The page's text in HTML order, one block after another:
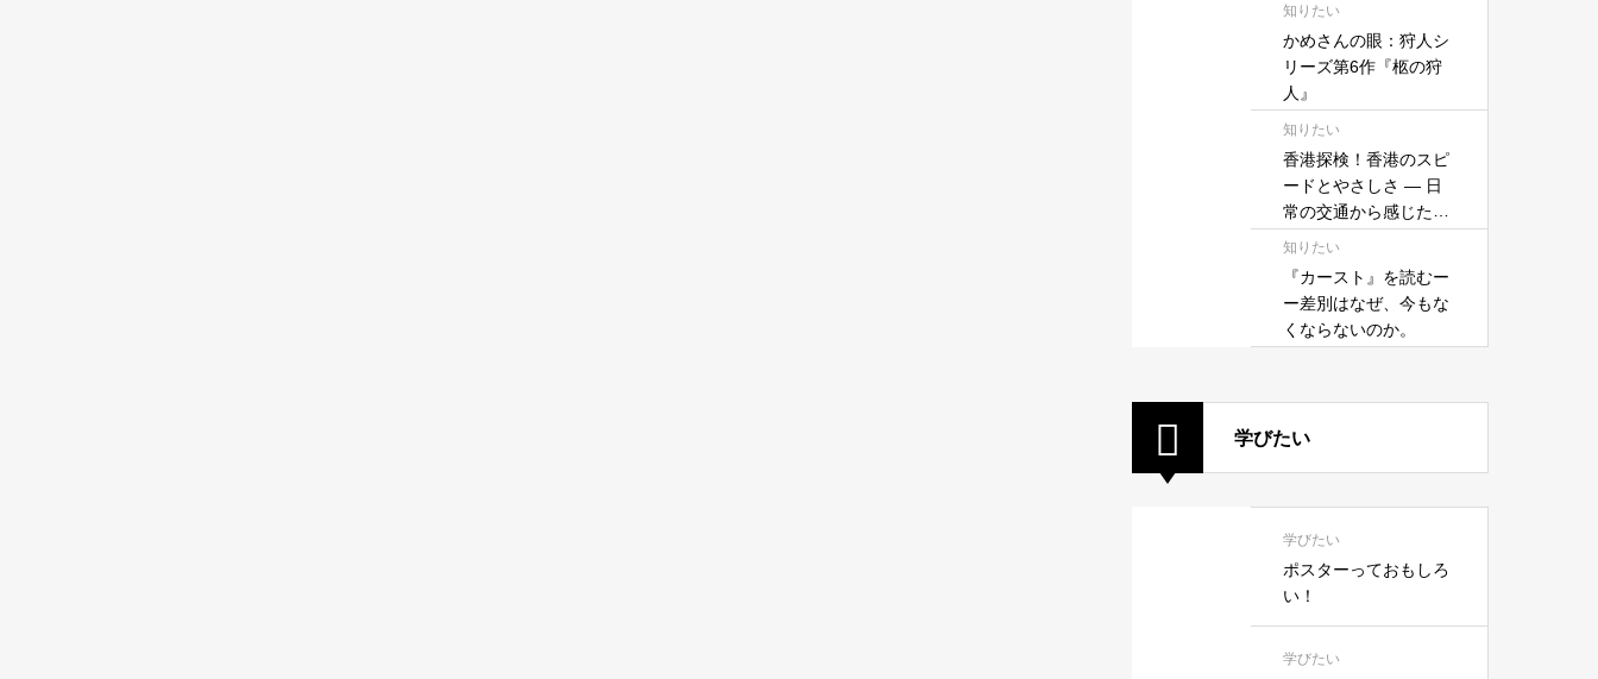
知りたい
かめさんの眼：狩人シ
リーズ第6作『柩の狩
人』
知りたい
香港探検！香港のスピ
ードとやさしさ — 日
常の交通から感じたこ
と —
知りたい
『カースト』を読むー
ー差別はなぜ、今もな
くならないのか。
学びたい
学びたい
ポスターっておもしろ
い！
学びたい